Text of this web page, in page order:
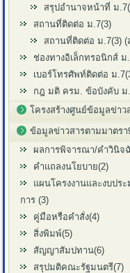
สรุปอำนาจหน้าที่ ม
สถานที่ติดต่อ ม.7(3)
สถานที่ติดต่อ ม.7(3) (
ช่องทางอิเล็กทรอนิกส์ ม
เบอร์โทรศัพท์ติดต่อ ม
กฎ มติ ครม. ข้อบังคับ ม
โครงสร้างศูนย์ข้อมูลข่าว
ข้อมูลข่าวสารตามมาตรา
ผลการพิจารณา/คำวินิจ
คำแถลงนโยบาย(2)
แผนโครงงานและงบปร
การ (3)
คู่มือหรือคำสั่ง(4)
สิ่งพิมพ์(5)
สัญญาสัมปทาน(6)
สรุปมติคณะรัฐมนตรี(7)